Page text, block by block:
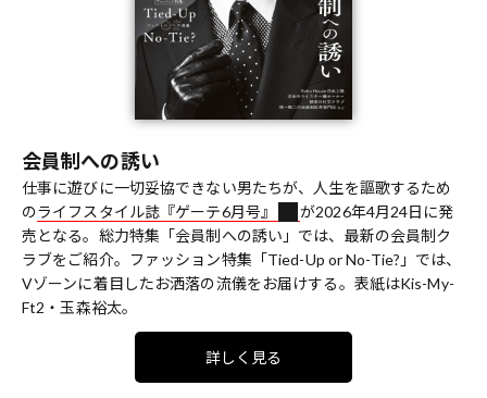
会員制への誘い
仕事に遊びに一切妥協できない男たちが、人生を謳歌するため
のライフスタイル誌『ゲーテ6月号』
が2026年4月24日に発
売となる。総力特集「会員制への誘い」では、最新の会員制ク
ラブをご紹介。ファッション特集「Tied-Up or No-Tie?」では、
Vゾーンに着目したお洒落の流儀をお届けする。表紙はKis-My-
Ft2・玉森裕太。
詳しく見る